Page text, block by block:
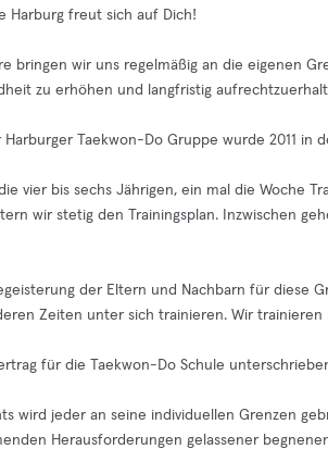
Harburg freut sich auf Dich!
bringen wir uns regelmäßig an die eigenen
zu erhöhen und langfristig
Taekwon-Do Gruppe wurde 2011 in
vier bis sechs Jährigen, ein mal die Woche
wir stetig den Trainingsplan. Inzwischen
der Eltern und Nachbarn für diese
Zeiten unter sich trainieren. Wir
für die Taekwon-Do Schule
wird jeder an seine individuellen Grenzen
Herausforderungen gelassener